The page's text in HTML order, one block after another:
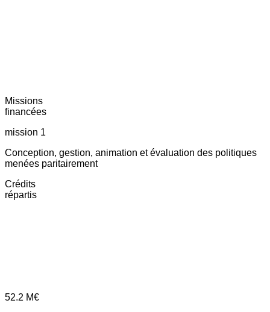
Missions
financées
mission 1
Conception, gestion, animation et évaluation des politiques
menées paritairement
Crédits
répartis
52.2 M€